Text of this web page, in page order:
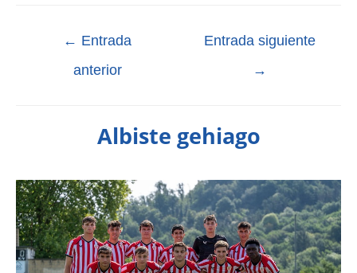
← Entrada
anterior
Entrada siguiente
→
Albiste gehiago